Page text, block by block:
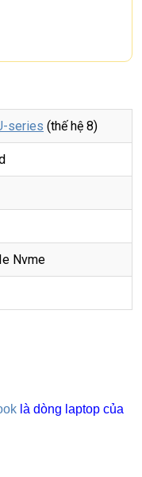
series (thế hệ 8)
Nvme
là dòng laptop của